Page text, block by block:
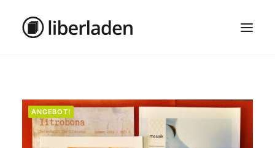
AGB
DATENSCHUTZ
IMPRESSUM
ANGEBOT!